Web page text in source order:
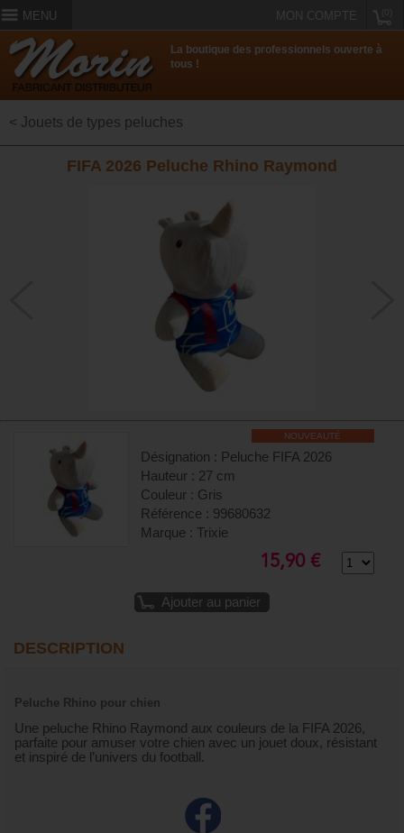
MENU MON COMPTE
La boutique des professionnels ouverte à
tous !
< Jouets de types peluches
FIFA 2026 Peluche Rhino Raymond
NOUVEAUTÉ
Désignation : Peluche FIFA 2026
Hauteur : 27 cm
Couleur : Gris
Référence : 99680632
Marque : Trixie
15,90 €
Ajouter au panier
DESCRIPTION
Peluche Rhino pour chien
Une peluche Rhino Raymond aux couleurs de la FIFA 2026,
parfaite pour amuser votre chien avec un jouet doux, résistant
et inspiré de l’univers du football.